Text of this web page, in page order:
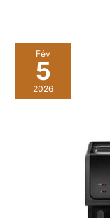
Fév
5
2026